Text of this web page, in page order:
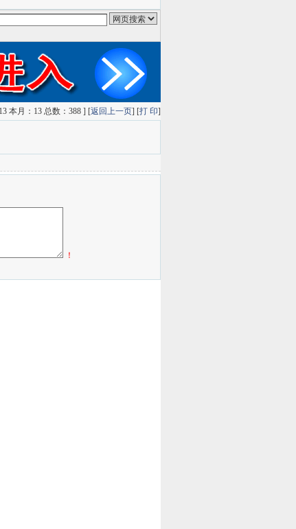
狗狗搜索 有道搜索
本月：13 总数：388 ] [返回上一页] [打 印]
！